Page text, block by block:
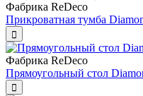
Фабрика ReDeco
Прикроватная тумба
Фабрика ReDeco
Прямоугольный стол